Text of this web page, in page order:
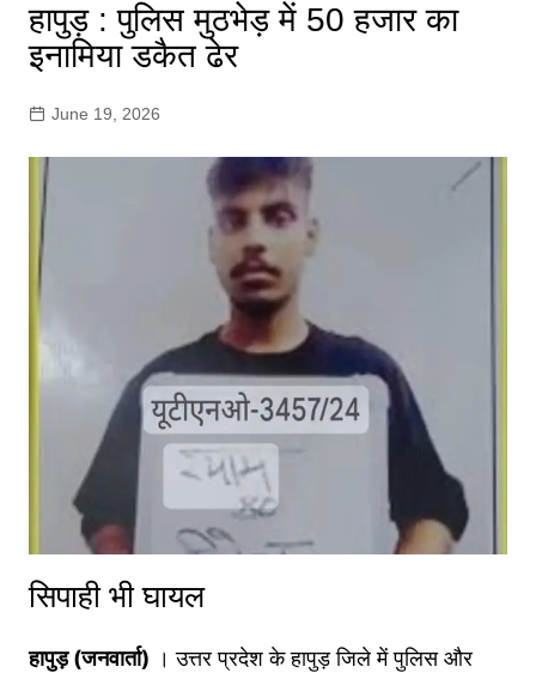
हापुड़ : पुलिस मुठभेड़ में 50 हजार का
इनामिया डकैत ढेर
June 19, 2026
सिपाही भी घायल
हापुड़ (जनवार्ता) । उत्तर प्रदेश के हापुड़ जिले में पुलिस और